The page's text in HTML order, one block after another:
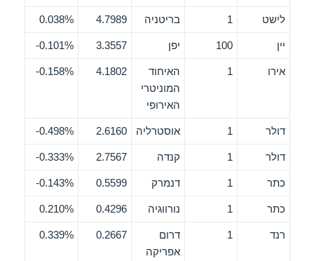
לישט 1 בריטניה 4.7989
0.038%
יין 100 יפן 3.3557
0.101%-
אירו 1
האיחוד
המוניטרי
האירופי
4.1802
0.158%-
דולר 1 אוסטרליה 2.6160
0.498%-
דולר 1 קנדה 2.7567
0.333%-
כתר 1 דנמרק 0.5599
0.143%-
כתר 1 נורווגיה 0.4296
0.210%
רנד 1
דרום
אפריקה
0.2667
0.339%